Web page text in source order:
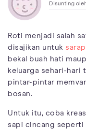
Disunting
Roti menjadi salah
disajikan untuk
bekal buah hati
keluarga sehari-hari
pintar-pintar
bosan.
Untuk itu, coba
sapi cincang seperti